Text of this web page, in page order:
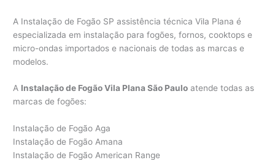
A Instalação de Fogão SP assistência técnica Vila Plana é
especializada em instalação para fogões, fornos, cooktops e
micro-ondas importados e nacionais de todas as marcas e
modelos.
A Instalação de Fogão Vila Plana São Paulo atende todas as
marcas de fogões:
Instalação de Fogão Aga
Instalação de Fogão Amana
Instalação de Fogão American Range